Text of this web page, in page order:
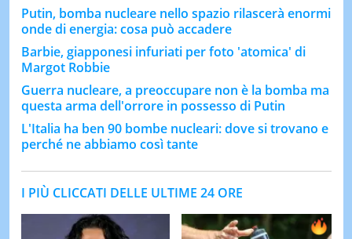
Putin, bomba nucleare nello spazio rilascerà enormi
onde di energia: cosa può accadere
Barbie, giapponesi infuriati per foto 'atomica' di
Margot Robbie
Guerra nucleare, a preoccupare non è la bomba ma
questa arma dell'orrore in possesso di Putin
L'Italia ha ben 90 bombe nucleari: dove si trovano e
perché ne abbiamo così tante
I PIÙ CLICCATI DELLE ULTIME 24 ORE